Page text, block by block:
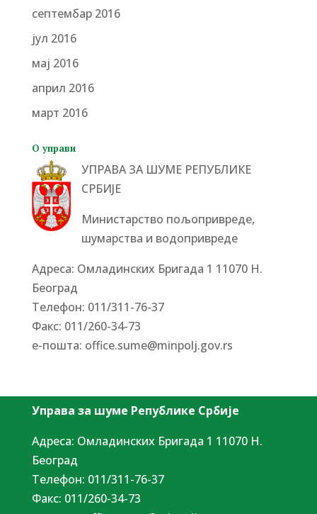
септембар 2016
јул 2016
мај 2016
април 2016
март 2016
О управи
УПРАВА ЗА ШУМЕ РЕПУБЛИКЕ
СРБИЈЕ
Министарство пољопривреде,
шумарства и водопривреде
Адреса: Омладинских Бригада 1 11070 Н.
Београд
Tелефон: 011/311-76-37
Факс: 011/260-34-73
е-пошта: office.sume@minpolj.gov.rs
Управа за шуме Републике Србије
Адреса: Омладинских Бригада 1 11070 Н.
Београд
Tелефон: 011/311-76-37
Факс: 011/260-34-73